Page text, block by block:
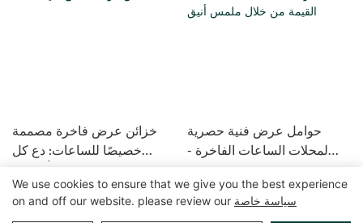
خزائن عرض فاخرة مصممة
خصيصًا للساعات: دع كل
الفضاء
حوامل عرض فنية حصرية
لمحلات الساعات الفاخرة -
عالية القيمة من خلال ملمس
أنيق
حقوق الطبع والنشر © 2025 GuangZhou LUXE Showcases
We use cookies to ensure that we give you the best experience
on and off our website. please review our سياسة خاصة